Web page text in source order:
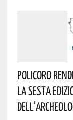
Policoro
La Sesta